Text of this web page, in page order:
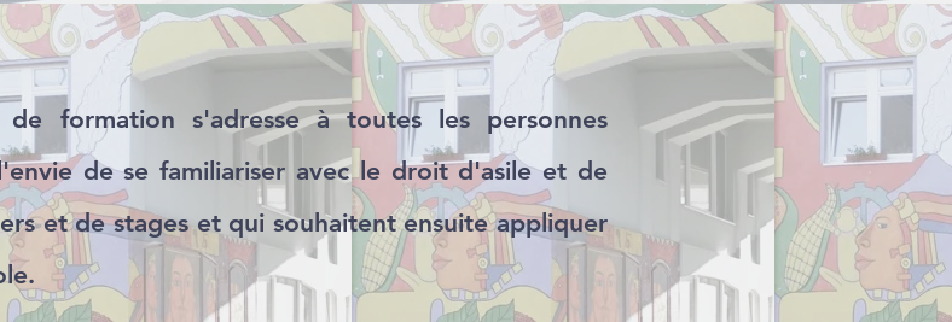
formation s'adresse à toutes les personnes
de se familiariser avec le droit d'asile et de
et de stages et qui souhaitent ensuite appliquer